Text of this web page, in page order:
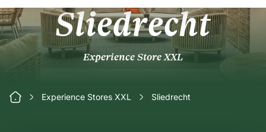
Sliedrecht
Experience Store XXL
Experience Stores XXL Sliedrecht